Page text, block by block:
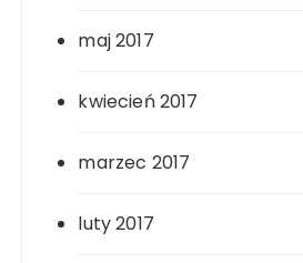
maj 2017
kwiecień 2017
marzec 2017
luty 2017